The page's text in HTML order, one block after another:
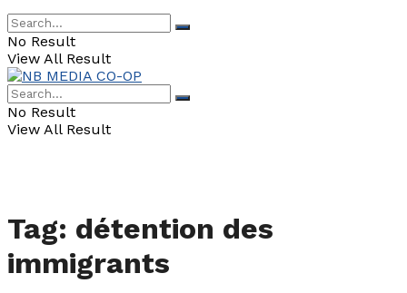
No Result
View All Result
No Result
View All Result
Tag: détention des
immigrants